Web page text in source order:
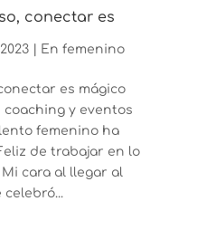
conectar es
| En femenino
es mágico
coaching y eventos
femenino ha
de trabajar en lo
cara al llegar al